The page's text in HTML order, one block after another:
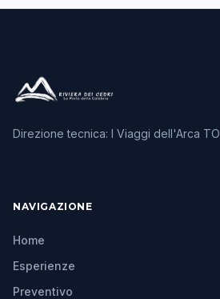
Direzione tecnica: I Viaggi dell'Arca TO
NAVIGAZIONE
Home
Esperienze
Preventivo